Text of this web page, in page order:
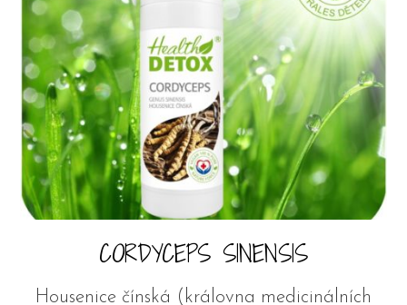
CORDYCEPS SINENSIS
Housenice čínská (královna medicinálních